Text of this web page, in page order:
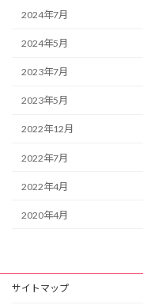
2024年7月
2024年5月
2023年7月
2023年5月
2022年12月
2022年7月
2022年4月
2020年4月
サイトマップ